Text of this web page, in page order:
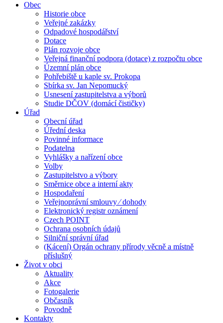
Obec
Historie obce
Veřejné zakázky
Odpadové hospodářství
Dotace
Plán rozvoje obce
Veřejná finanční podpora (dotace) z rozpočtu obce
Územní plán obce
Pohřebiště u kaple sv. Prokopa
Sbírka sv. Jan Nepomucký
Usnesení zastupitelstva a výborů
Studie DČOV (domácí čističky)
Úřad
Obecní úřad
Úřední deska
Povinné informace
Podatelna
Vyhlášky a nařízení obce
Volby
Zastupitelstvo a výbory
Směrnice obce a interní akty
Hospodaření
Veřejnoprávní smlouvy ⁄ dohody
Elektronický registr oznámení
Czech POINT
Ochrana osobních údajů
Silniční správní úřad
(Kácení) Orgán ochrany přírody věcně a místně
příslušný
Život v obci
Aktuality
Akce
Fotogalerie
Občasník
Povodně
Kontakty